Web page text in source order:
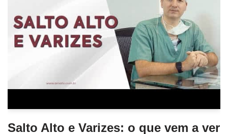
Salto Alto e Varizes: o que vem a ver